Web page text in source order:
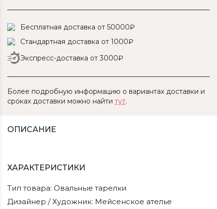
Бесплатная доставка от 50000₽
Стандартная доставка от 1000₽
Экспресс-доставка от 3000₽
Более подробную информацию о вариантах доставки и
сроках доставки можно найти тут.
ОПИСАНИЕ
ХАРАКТЕРИСТИКИ
Тип товара: Овальные тарелки
Дизайнер / Художник: Мейсенское ателье